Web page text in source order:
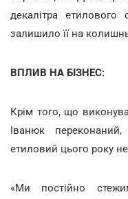
декалітра
залишило її на
ВПЛИВ НА БІЗНЕС:
Крім того, що
Іванюк
етиловий цього року
«Ми постійно